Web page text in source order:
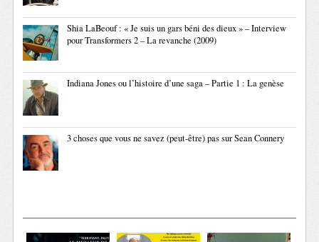
Shia LaBeouf : « Je suis un gars béni des dieux » – Interview
pour Transformers 2 – La revanche (2009)
Indiana Jones ou l’histoire d’une saga – Partie 1 : La genèse
3 choses que vous ne savez (peut-être) pas sur Sean Connery